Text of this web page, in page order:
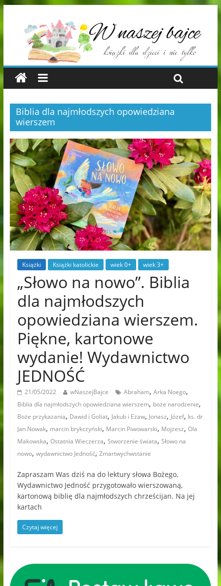
Biblia dla najmłodszych opowiedziana
wierszem
Książki Książki katolickie wiek 0+ wiek 3+
„Słowo na nowo”. Biblia
dla najmłodszych
opowiedziana wierszem.
Piękne, kartonowe
wydanie! Wydawnictwo
JEDNOŚĆ
21/05/2022 wNaszejBajce Abraham, Arka Noego,
Biblia dla najmłodszych opowiedziana wierszem, boże narodzenie,
Boże przykazania, Dawid i Goliat, Jakub i Ezaw, Jonasz, Józef, ks. dr
Jan Nowak, marcin brykczyński, Marcin Piwowarski, Mojżesz, Ola
Makowska, Ostatnia Wieczerza, Stworzenie świata, Słowo na
nowo, wydawnictwo Jedność, Zmartwychwstanie
Zapraszam Was dziś na do lektury słowa Bożego.
Wydawnictwo Jedność przygotowało wierszowaną,
kartonową biblię dla najmłodszych chrześcijan. Na jej
kartach
Czytaj więcej